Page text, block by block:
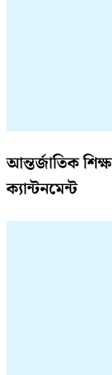
আন্তর্জাতিক
ক্যান্টনমেন্ট